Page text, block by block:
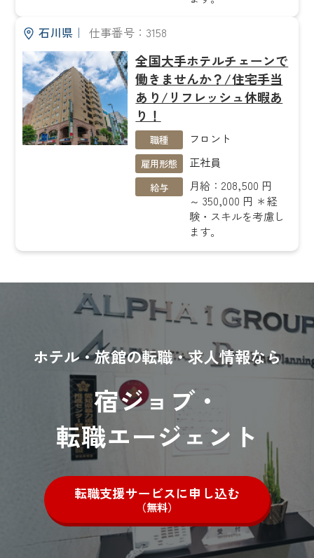
石川県｜ 仕事番号：3158
全国大手ホテルチェーンで
働きませんか？/住宅手当
あり/リフレッシュ休暇あ
り！
職種 フロント
雇用形態 正社員
給与
月給：208,500 円
～ 350,000 円 ＊経
験・スキルを考慮し
ます。
ホテル・旅館の転職・求人情報なら
宿ジョブ・
転職エージェント
転職支援サービスに申し込む
（無料）